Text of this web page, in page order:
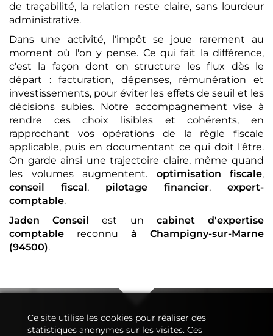
de traçabilité, la relation reste claire, sans lourdeur
administrative.
Dans une activité, l'impôt se joue rarement au
moment où l'on y pense. Ce qui fait la différence,
c'est la façon dont on structure les flux dès le
départ : facturation, dépenses, rémunération et
investissements, pour éviter les effets de seuil et les
décisions subies. Notre accompagnement vise à
rendre ces choix lisibles et cohérents, en
rapprochant vos opérations de la règle fiscale
applicable, puis en documentant ce qui doit l'être.
On garde ainsi une trajectoire claire, même quand
les volumes augmentent. optimisation fiscale,
conseil fiscal, pilotage financier, expert-
comptable.
Jaden Conseil
est un cabinet d'expertise
comptable reconnu à Champigny-sur-Marne
(94500).
Ce site utilise les cookies pour réaliser des
statistiques anonymes sur les visites. Ces